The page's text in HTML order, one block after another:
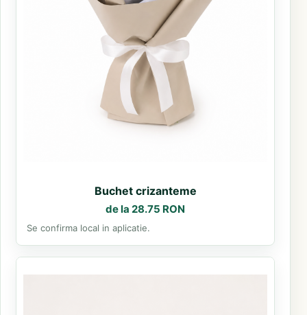
Buchet crizanteme
de la 28.75 RON
Se confirma local in aplicatie.